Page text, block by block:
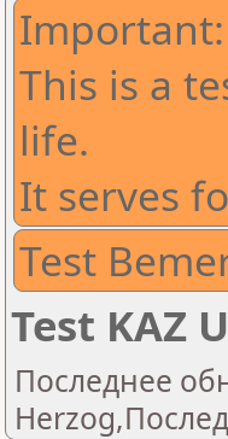
Important:
This is a
life.
It serves
Test
Test KAZ
Последнее